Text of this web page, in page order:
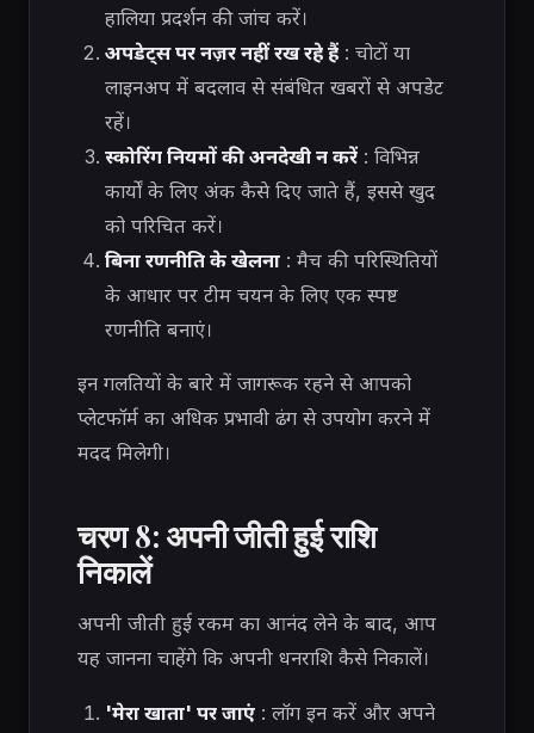
हालिया प्रदर्शन की जांच करें।
अपडेट्स पर नज़र नहीं रख रहे हैं: चोटों या
लाइनअप में बदलाव से संबंधित खबरों से अपडेट
रहें।
स्कोरिंग नियमों की अनदेखी न करें: विभिन्न
कार्यों के लिए अंक कैसे दिए जाते हैं, इससे खुद
को परिचित करें।
बिना रणनीति के खेलना: मैच की परिस्थितियों
के आधार पर टीम चयन के लिए एक स्पष्ट
रणनीति बनाएं।
इन गलतियों के बारे में जागरूक रहने से आपको
प्लेटफॉर्म का अधिक प्रभावी ढंग से उपयोग करने में
मदद मिलेगी।
चरण 8: अपनी जीती हुई राशि
निकालें
अपनी जीती हुई रकम का आनंद लेने के बाद, आप
यह जानना चाहेंगे कि अपनी धनराशि कैसे निकालें।
'मेरा खाता' पर जाएं: लॉग इन करें और अपने